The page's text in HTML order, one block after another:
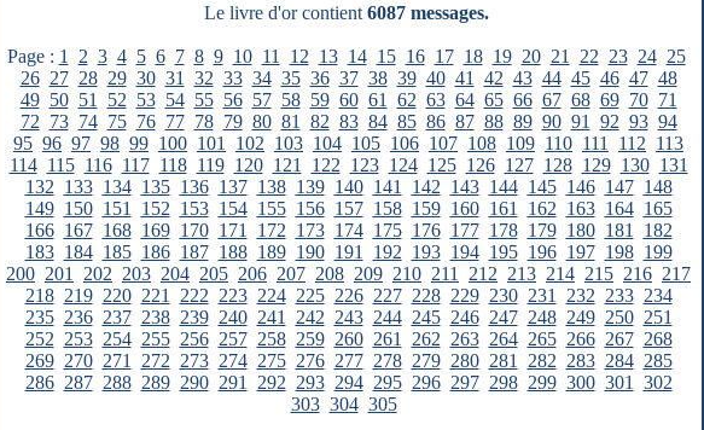
Le livre d'or contient 6087 messages.
Page : 1 2 3 4 5 6 7 8 9 10 11 12 13 14 15 16 17 18 19 20 21 22 23 24 25
26 27 28 29 30 31 32 33 34 35 36 37 38 39 40 41 42 43 44 45 46 47 48
49 50 51 52 53 54 55 56 57 58 59 60 61 62 63 64 65 66 67 68 69 70 71
72 73 74 75 76 77 78 79 80 81 82 83 84 85 86 87 88 89 90 91 92 93 94
95 96 97 98 99 100 101 102 103 104 105 106 107 108 109 110 111 112 113
114 115 116 117 118 119 120 121 122 123 124 125 126 127 128 129 130 131
132 133 134 135 136 137 138 139 140 141 142 143 144 145 146 147 148
149 150 151 152 153 154 155 156 157 158 159 160 161 162 163 164 165
166 167 168 169 170 171 172 173 174 175 176 177 178 179 180 181
182
183 184 185 186 187 188 189 190 191 192 193 194 195 196 197 198 199
200 201 202 203 204 205 206 207 208 209 210 211 212 213 214 215 216 217
218 219 220 221 222 223 224 225 226 227 228 229 230 231 232 233 234
235 236 237 238 239 240 241 242 243 244 245 246 247 248 249 250 251
252 253 254 255 256 257 258 259 260 261 262 263 264 265 266 267 268
269 270 271 272 273 274 275 276 277 278 279 280 281 282 283 284 285
286 287 288 289 290 291 292 293 294 295 296 297 298 299 300 301
302
303 304 305